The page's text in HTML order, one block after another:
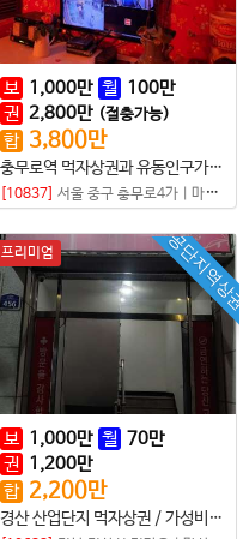
보 1,000만 월 100만
권 2,800만 (절충가능)
합 3,800만
충무로역 먹자상권과 유동인구가 많은 초역세권 샵매매
[10837] 서울 중구 충무로4가 마사지샵
공단지역상권
프리미엄
보 1,000만 월 70만
권 1,200만
합 2,200만
경산 산업단지 먹자상권 / 가성비 좋은 마사지샵매매